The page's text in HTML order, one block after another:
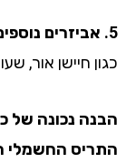
חיישן אור, שעון
נכונה של כל
החשמלי